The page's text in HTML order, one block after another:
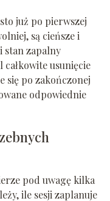
już po pierwszej
są cieńsze i
stan zapalny
całkowite usunięcie
się po zakończonej
odpowiednie
pod uwagę kilka
ile sesji zaplanuje